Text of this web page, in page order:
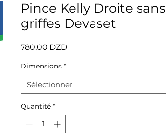
Pince Kelly Droite sans
griffes Devaset
780,00 DZDPrix
Dimensions *
Sélectionner
Quantité *